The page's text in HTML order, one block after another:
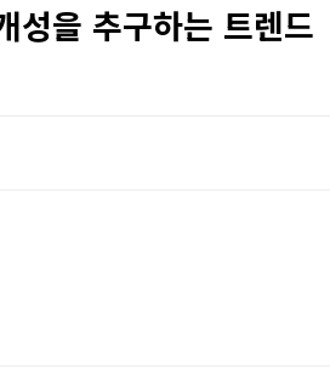
성을 추구하는 트렌드